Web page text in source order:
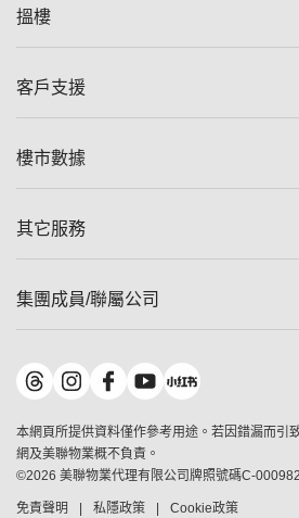
美聯集團
人才招募
搵樓
一手新盤
減價
美聯豪宅
獨家樓盤
租盤
客戶支援
自助放盤
查詢熱線
按揭計算機
負擔能力計算機
轉按計算機
繳款方式
樓市數據
樓價指數
歷史成交
屋苑成交排行榜
地區百科
其它服務
屋苑專頁
美聯精英會
美善會
地產代理管理協會
申報已遞交的購樓意向登記
集團成員/聯屬公司
美聯物業
鋑聯控股*
美聯工商舖*
美聯中國
美聯澳門
本網頁所提供資料僅作參考用途。若因錯漏而引
網及美聯物業概不負責。
©2026 美聯物業代理有限公司牌照號碼C-
免責聲明 私隱政策 Cookie政策